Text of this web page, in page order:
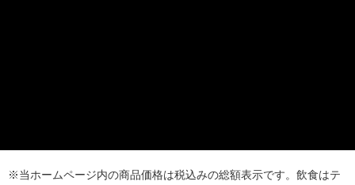
※当ホームページ内の商品価格は税込みの総額表示です。飲食はテ